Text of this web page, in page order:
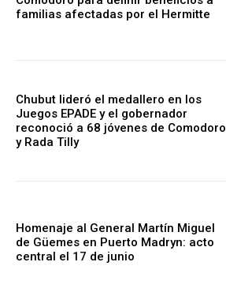
familias afectadas por el Hermitte
Chubut lideró el medallero en los
Juegos EPADE y el gobernador
reconoció a 68 jóvenes de Comodoro
y Rada Tilly
Homenaje al General Martín Miguel
de Güemes en Puerto Madryn: acto
central el 17 de junio